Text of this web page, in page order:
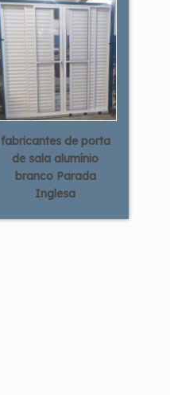
fabricantes de porta
de sala alumínio
branco Parada
Inglesa